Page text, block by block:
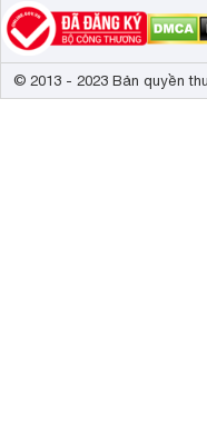
© 2013 - 2023 Bản quyền